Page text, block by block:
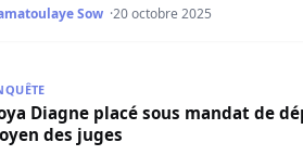
Sow 20 octobre 2025
en Casamance sous l’angle
Diagne placé sous mandat de
Diagne placé sous mandat de
des juges